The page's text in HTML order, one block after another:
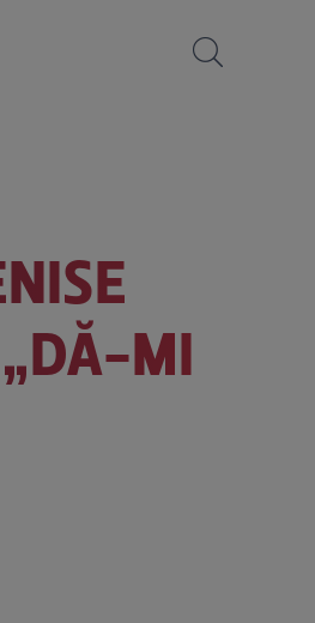
MI